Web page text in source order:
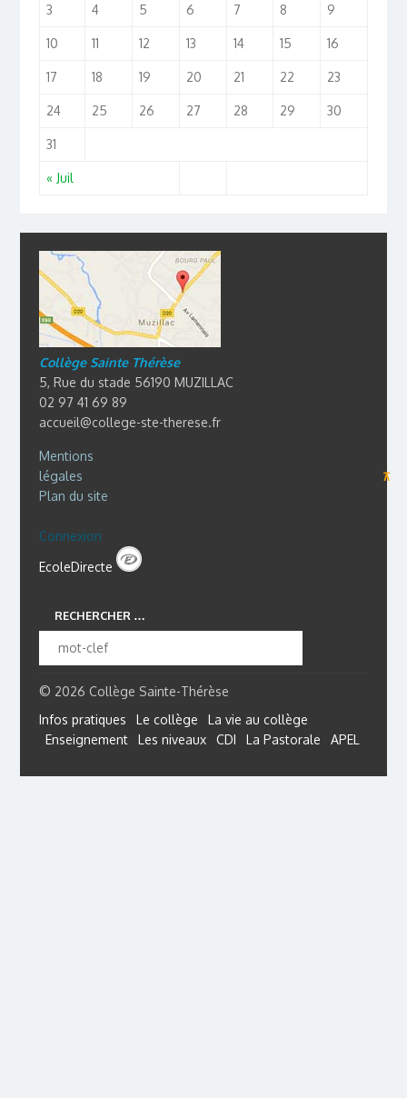
« Juil
3 4 5 6 7 8 9
10 11 12 13 14 15 16
17 18 19 20 21 22 23
24 25 26 27 28 29 30
31
Collège Sainte Thérèse
5, Rue du stade 56190 MUZILLAC
02 97 41 69 89
accueil@college-ste-therese.fr
Mentions
légales
⊼
Plan du site
Connexion
EcoleDirecte
RECHERCHER …
© 2026 Collège Sainte-Thérèse
Infos pratiques
Le collège
La vie au collège
Enseignement
Les niveaux CDI La Pastorale APEL